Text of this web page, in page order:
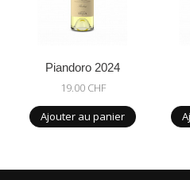
Piandoro 2024
19.00 CHF
Ajouter au panier